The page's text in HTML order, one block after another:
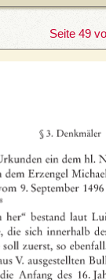
Seite 49